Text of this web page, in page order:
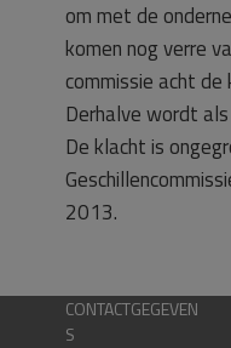
om met de
komen nog verre
commissie acht
Derhalve wordt
De klacht is
2013.
CONTACTGEGEVEN
S